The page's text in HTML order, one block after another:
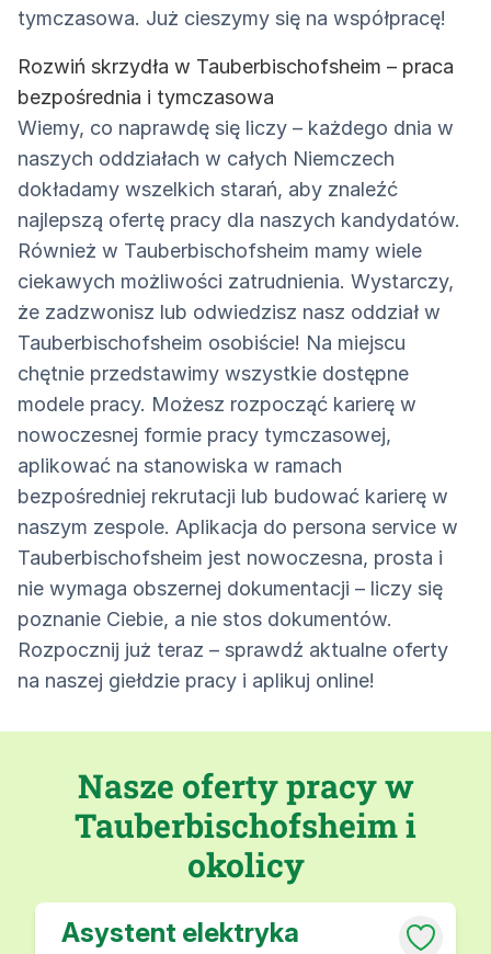
tymczasowa. Już cieszymy się na współpracę!
Rozwiń skrzydła w Tauberbischofsheim – praca
bezpośrednia i tymczasowa
Wiemy, co naprawdę się liczy – każdego dnia w
naszych oddziałach w całych Niemczech
dokładamy wszelkich starań, aby znaleźć
najlepszą ofertę pracy dla naszych kandydatów.
Również w Tauberbischofsheim mamy wiele
ciekawych możliwości zatrudnienia. Wystarczy,
że zadzwonisz lub odwiedzisz nasz oddział w
Tauberbischofsheim osobiście! Na miejscu
chętnie przedstawimy wszystkie dostępne
modele pracy. Możesz rozpocząć karierę w
nowoczesnej formie pracy tymczasowej,
aplikować na stanowiska w ramach
bezpośredniej rekrutacji lub budować karierę w
naszym zespole. Aplikacja do persona service w
Tauberbischofsheim jest nowoczesna, prosta i
nie wymaga obszernej dokumentacji – liczy się
poznanie Ciebie, a nie stos dokumentów.
Rozpocznij już teraz – sprawdź aktualne oferty
na naszej giełdzie pracy i aplikuj online!
Nasze oferty pracy w
Tauberbischofsheim i
okolicy
Asystent elektryka